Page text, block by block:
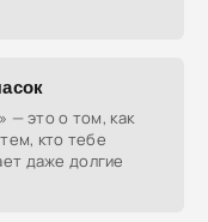
— это о том, как
кто тебе
даже долгие